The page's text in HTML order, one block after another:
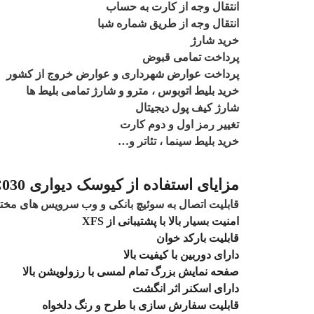
انتقال وجه از کارت به حساب
انتقال وجه از طریق شماره شبا
خرید شارژ
پرداخت تمامی قبوض
پرداخت عوارض شهرداری و عوارض خروج از کشور
خرید بلیط اتوبوس ، مترو و شارژ تمامی بلیط ها
شارژ کیف پول دیجیتال
تغییر رمز اول و دوم کارت
خرید بلیط سینما ، تئاتر و…
مزایای استفاده از کیوسک دیواری TSC030
قابلیت اتصال به سوئیچ بانکی و وب سرویس های
امنیت بسیار بالا با پشتیبانی از XFS
قابلیت بارکد خوان
دارای دوربین با کیفیت بالا
صفحه نمایش بزرگ تمام لمسی با رزولویشن بالا
دارای اسکنر اثر انگشت
قابلیت سفارش سازی با طرح و رنگ دلخواه